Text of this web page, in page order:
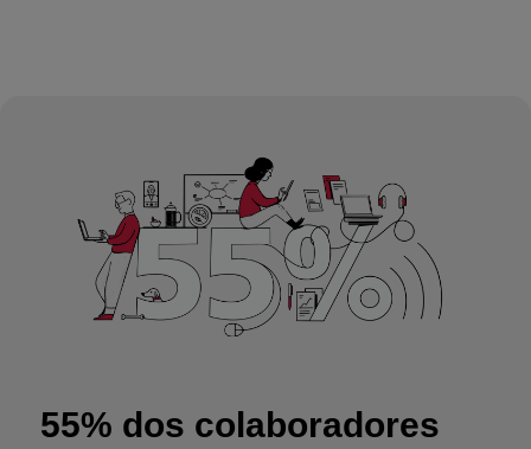
55% dos colaboradores